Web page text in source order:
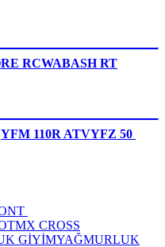
RCWABASH RT
YFM 110R ATVYFZ 50
MX CROSS
GİYİMYAĞMURLUK